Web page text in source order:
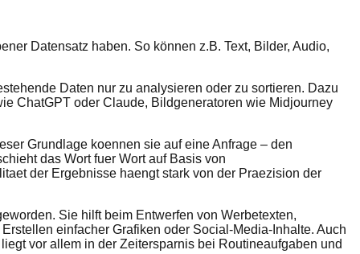
Datensatz haben. So können z.B. Text, Bilder, Audio,
Daten nur zu analysieren oder zu sortieren. Dazu
ChatGPT oder Claude, Bildgeneratoren wie Midjourney
Grundlage koennen sie auf eine Anfrage – den
das Wort fuer Wort auf Basis von
der Ergebnisse haengt stark von der Praezision der
Sie hilft beim Entwerfen von Werbetexten,
einfacher Grafiken oder Social-Media-Inhalte. Auch
vor allem in der Zeitersparnis bei Routineaufgaben und